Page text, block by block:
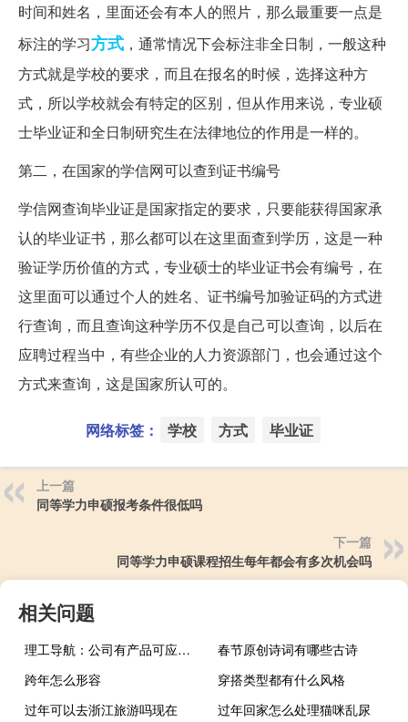
时间和姓名，里面还会有本人的照片，那么最重要一点是
标注的学习方式 ，通常情况下会标注非全日制，一般这种
方式就是学校的要求，而且在报名的时候，选择这种方
式，所以学校就会有特定的区别，但从作用来说，专业硕
士毕业证和全日制研究生在法律地位的作用是一样的。
第二，在国家的学信网可以查到证书编号
学信网查询毕业证是国家指定的要求，只要能获得国家承
认的毕业证书，那么都可以在这里面查到学历，这是一种
验证学历价值的方式，专业硕士的毕业证书会有编号，在
这里面可以通过个人的姓名、证书编号加验证码的方式进
行查询，而且查询这种学历不仅是自己可以查询，以后在
应聘过程当中，有些企业的人力资源部门，也会通过这个
方式来查询，这是国家所认可的。
网络标签： 学校 方式 毕业证
上一篇
同等学力申硕报考条件很低吗
下一篇
同等学力申硕课程招生每年都会有多次机会吗
相关问题
理工导航：公司有产品可应用于无人驾驶领域已提供样机给合作单位测试
春节原创诗词有哪些古诗
跨年怎么形容
穿搭类型都有什么风格
过年可以去浙江旅游吗现在
过年回家怎么处理猫咪乱尿